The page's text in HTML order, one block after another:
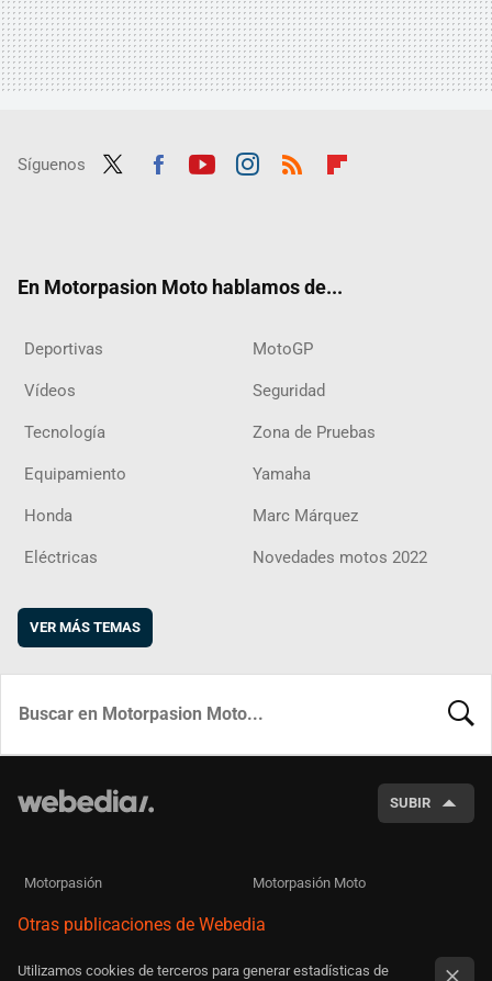
Síguenos
En Motorpasion Moto hablamos de...
Deportivas MotoGP
Vídeos Seguridad
Tecnología Zona de Pruebas
Equipamiento Yamaha
Honda Marc Márquez
Eléctricas Novedades motos 2022
VER MÁS TEMAS
SUBIR
Motorpasión Motorpasión Moto
Otras publicaciones de Webedia
Utilizamos cookies de terceros para generar estadísticas de